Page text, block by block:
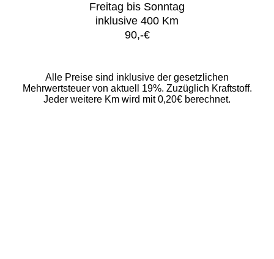
Freitag bis Sonntag
inklusive 400 Km
90,-€
Alle Preise sind inklusive der gesetzlichen
Mehrwertsteuer von aktuell 19%. Zuzüglich Kraftstoff.
Jeder weitere Km wird mit 0,20€ berechnet.